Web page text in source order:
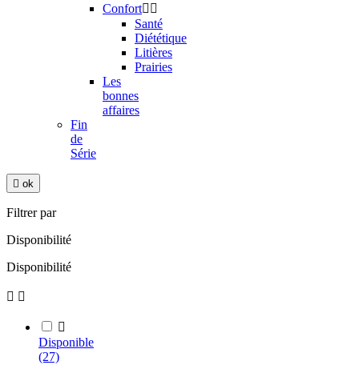
Confort 
Santé
Diététique
Litières
Prairies
Les
bonnes
affaires
Fin
de
Série
 ok
Filtrer par
Disponibilité
Disponibilité
 

Disponible
(27)